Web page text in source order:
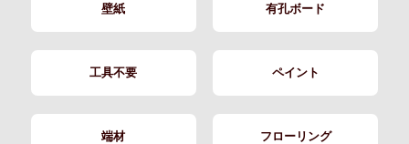
壁紙 有孔ボード
工具不要 ペイント
端材 フローリング